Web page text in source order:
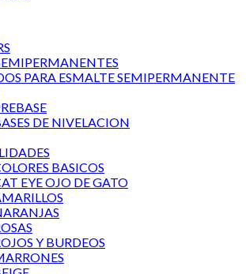
PARA ESMALTE SEMIPERMANENTE
DE NIVELACION
BASICOS
EYE OJO DE GATO
Y BURDEOS